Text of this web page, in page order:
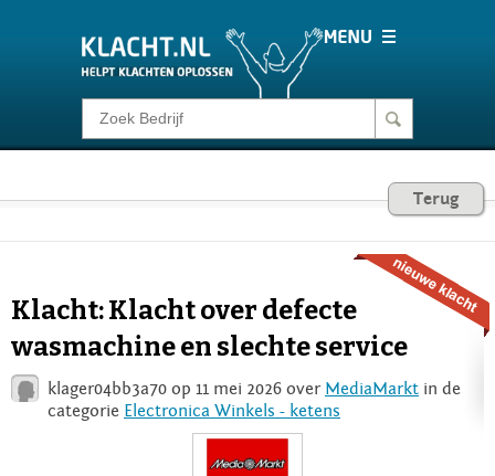
Klacht melden
Consumentenrecht
Voor Bedrijven
Login
Terug
Klacht: Klacht over defecte
wasmachine en slechte service
klager04bb3a70 op 11 mei 2026 over MediaMarkt in de
categorie Electronica Winkels - ketens